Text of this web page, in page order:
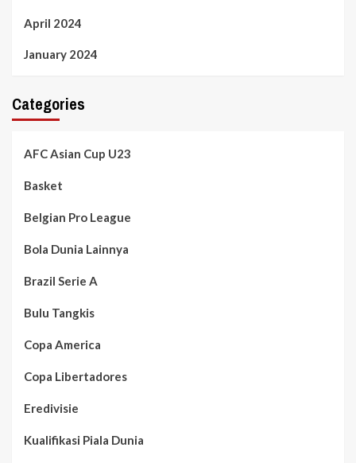
April 2024
January 2024
Categories
AFC Asian Cup U23
Basket
Belgian Pro League
Bola Dunia Lainnya
Brazil Serie A
Bulu Tangkis
Copa America
Copa Libertadores
Eredivisie
Kualifikasi Piala Dunia